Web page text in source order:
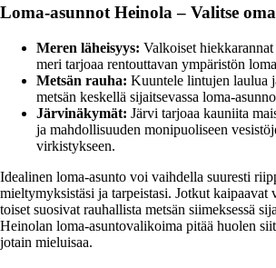
Loma-asunnot Heinola – Valitse
Meren läheisyys: Valkoiset
meri tarjoaa rentouttavan ympäristön
Metsän rauha: Kuuntele lintujen laulua
metsän keskellä sijaitsevassa loma-
Järvinäkymät: Järvi tarjoaa kauniita
ja mahdollisuuden monipuoliseen
virkistykseen.
Idealinen loma-asunto voi vaihdella suuresti
mieltymyksistäsi ja tarpeistasi. Jotkut kaipaavat
toiset suosivat rauhallista metsän siimeksessä
Heinolan loma-asuntovalikoima pitää huolen
jotain mieluisaa.